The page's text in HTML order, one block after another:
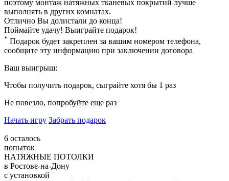
поэтому монтаж натяжных тканевых покрытий лучше
выполнять в других комнатах.
Отлично Вы долистали до конца!
Поймайте удачу! Выиграйте подарок!
* Подарок будет закреплен за вашим номером телефона,
сообщите эту информацию при заключении договора
Ваш выигрыш:
Чтобы получить подарок, сыграйте хотя бы 1 раз
Не повезло, попробуйте еще раз
Начать игру Забрать подарок
6 осталось
попыток
НАТЯЖНЫЕ ПОТОЛКИ
в Ростове-на-Дону
с установкой